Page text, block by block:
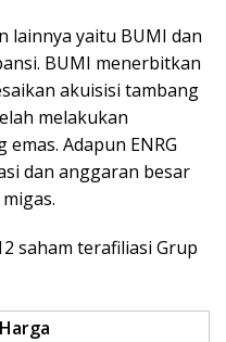
lainnya yaitu BUMI dan
BUMI menerbitkan
akuisisi tambang
melakukan
Adapun ENRG
dan anggaran besar
saham terafiliasi Grup
Harga